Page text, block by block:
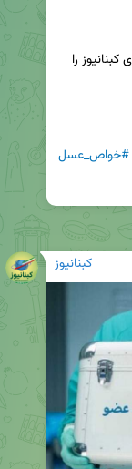
#خواص_عسل
کبنانیوز